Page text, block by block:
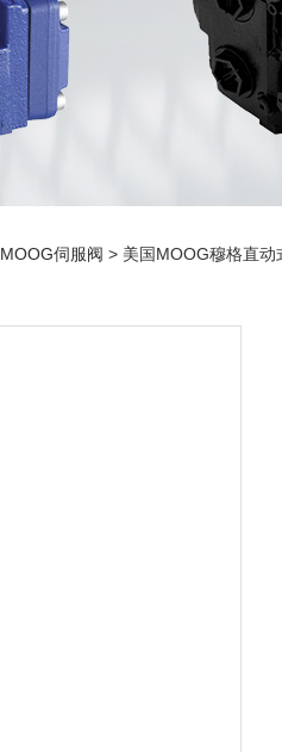
MOOG伺服阀 > 美国MOOG穆格直